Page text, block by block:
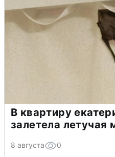
В квартиру
залетела летучая
8 августа 0